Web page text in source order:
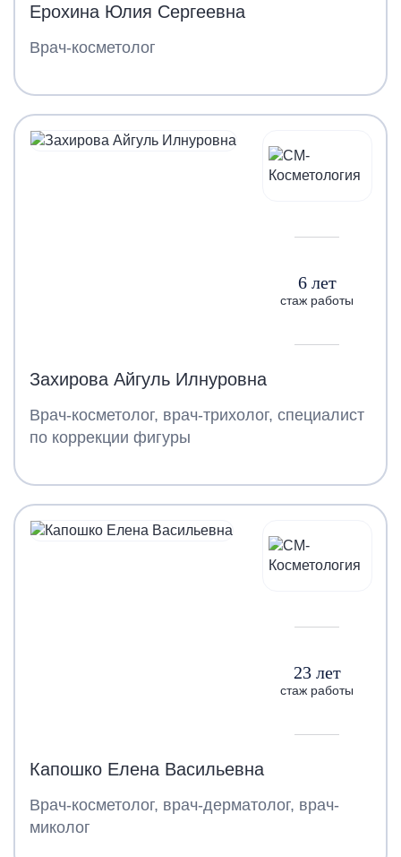
Ерохина Юлия Сергеевна
Врач-косметолог
6 лет
стаж работы
Захирова Айгуль Илнуровна
Врач-косметолог, врач-трихолог, специалист
по коррекции фигуры
23 лет
стаж работы
Капошко Елена Васильевна
Врач-косметолог, врач-дерматолог, врач-
миколог